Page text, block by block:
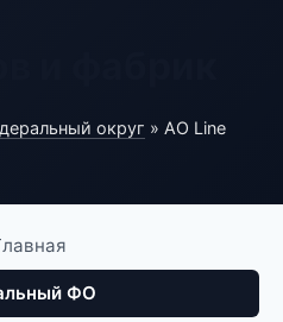
округ » АО Line
ФО